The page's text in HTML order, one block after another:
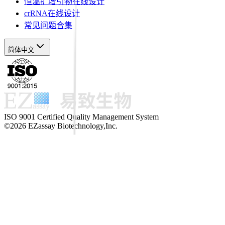
crRNA在线设计
常见问题合集
简体中文
ISO 9001 Certified Quality Management System
©2026 EZassay Biotechnology,Inc.